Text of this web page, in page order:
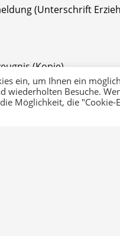
(Unterschrift
(Kopie)
in unseren
(S1 nach EN
ein, um Ihnen ein
wiederholten Besuche.
Möglichkeit, die